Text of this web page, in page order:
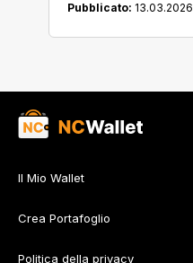
Pubblicato: 13.03.2026
Il Mio Wallet
Crea Portafoglio
Politica della privacy